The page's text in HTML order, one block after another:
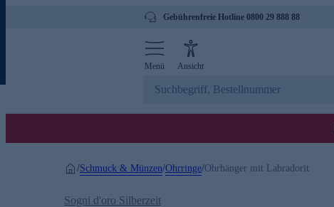
Gebührenfreie Hotline 0800 29 888 88
Menü Ansicht
/Schmuck & Münzen/Ohrringe/Ohrhänger mit Labradorit
Sogni d'oro Silberzeit